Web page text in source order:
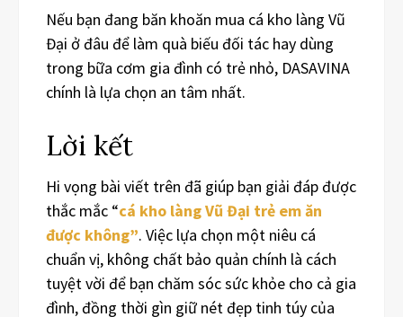
Nếu bạn đang băn khoăn mua cá kho làng Vũ
Đại ở đâu để làm quà biếu đối tác hay dùng
trong bữa cơm gia đình có trẻ nhỏ, DASAVINA
chính là lựa chọn an tâm nhất.
Lời kết
Hi vọng bài viết trên đã giúp bạn giải đáp được
thắc mắc “cá kho làng Vũ Đại trẻ em ăn
được không”. Việc lựa chọn một niêu cá
chuẩn vị, không chất bảo quản chính là cách
tuyệt vời để bạn chăm sóc sức khỏe cho cả gia
đình, đồng thời gìn giữ nét đẹp tinh túy của